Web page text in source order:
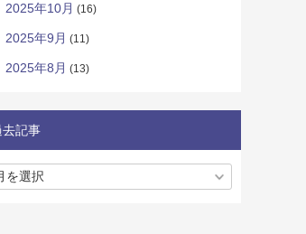
2025年10月 (16)
2025年9月 (11)
2025年8月 (13)
去記事